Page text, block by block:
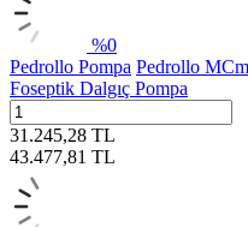
%0
Pedrollo Pompa Pedrollo
Foseptik Dalgıç Pompa
31.245,28 TL
43.477,81 TL